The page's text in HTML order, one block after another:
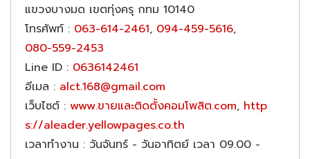
แขวงบางมด เขตทุ่งครุ กทม 10140
โทรศัพท์ : 063-614-2461, 094-459-5616,
080-559-2453
Line ID : 0636142461
อีเมล : alct.168@gmail.com
เว็บไซต์ : www.ขายและติดตั้งคอมโพสิต.com, http
s://aleader.yellowpages.co.th
เวลาทำงาน : วันจันทร์ - วันอาทิตย์ เวลา 09.00 -